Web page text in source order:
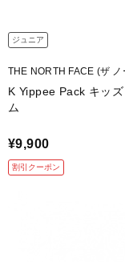
ジュニア
THE NORTH FACE (ザ
K Yippee Pack キッ
ム
¥9,900
割引クーポン